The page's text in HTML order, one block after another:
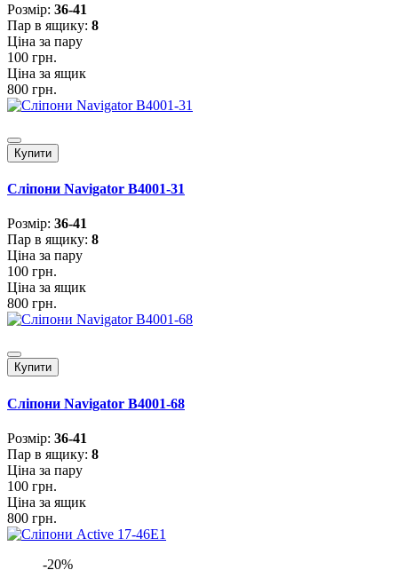
Розмiр: 36-41
Пар в ящику: 8
Ціна за пару
100 грн.
Ціна за ящик
800 грн.
Купити
Сліпони Navigator B4001-31
Розмiр: 36-41
Пар в ящику: 8
Ціна за пару
100 грн.
Ціна за ящик
800 грн.
Купити
Сліпони Navigator B4001-68
Розмiр: 36-41
Пар в ящику: 8
Ціна за пару
100 грн.
Ціна за ящик
800 грн.
-20%